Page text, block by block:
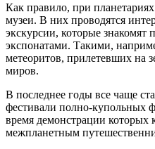
Как правило, при
музеи. В них проводятся
экскурсии, которые знакомят
экспонатами. Такими,
метеоритов, прилетевших на
миров.
В последнее годы все чаще
фестивали полно-купольных
время демонстрации
межпланетным